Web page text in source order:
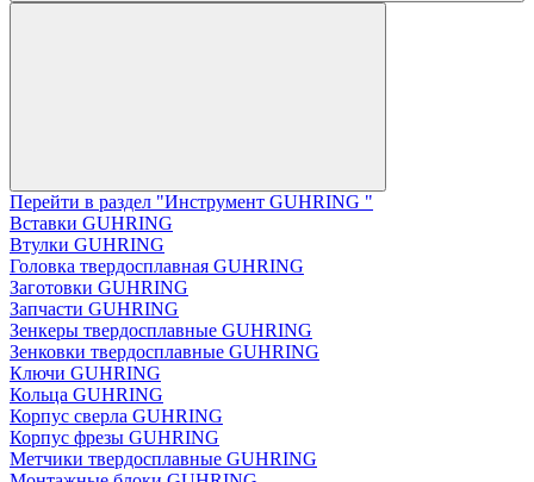
Перейти в раздел "Инструмент GUHRING "
Вставки GUHRING
Втулки GUHRING
Головка твердосплавная GUHRING
Заготовки GUHRING
Запчасти GUHRING
Зенкеры твердосплавные GUHRING
Зенковки твердосплавные GUHRING
Ключи GUHRING
Кольца GUHRING
Корпус сверла GUHRING
Корпус фрезы GUHRING
Метчики твердосплавные GUHRING